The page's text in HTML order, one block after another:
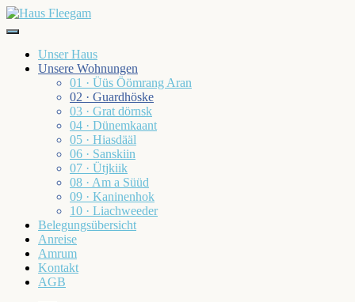
Skip
to
Unser Haus
Unsere Wohnungen
01 · Üüs Öömrang Aran
02 · Guardhöske
03 · Grat dörnsk
04 · Dünemkaant
05 · Hiasdääl
06 · Sanskiin
07 · Ütjkiik
08 · Am a Süüd
09 · Kaninenhok
10 · Liachweeder
Belegungsübersicht
Anreise
Amrum
Kontakt
AGB